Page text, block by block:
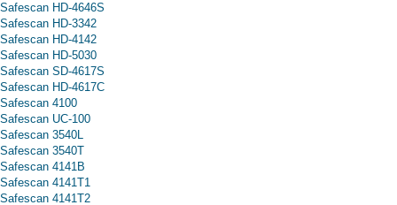
Safescan HD-4646S
Safescan HD-3342
Safescan HD-4142
Safescan HD-5030
Safescan SD-4617S
Safescan HD-4617C
Safescan 4100
Safescan UC-100
Safescan 3540L
Safescan 3540T
Safescan 4141B
Safescan 4141T1
Safescan 4141T2